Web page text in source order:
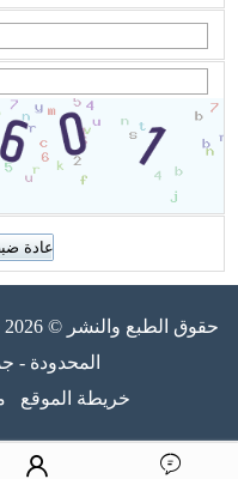
المحدودة -
خريطة الموقع